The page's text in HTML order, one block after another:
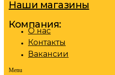
Наши магазины
Компания:
О нас
Контакты
Вакансии
Menu